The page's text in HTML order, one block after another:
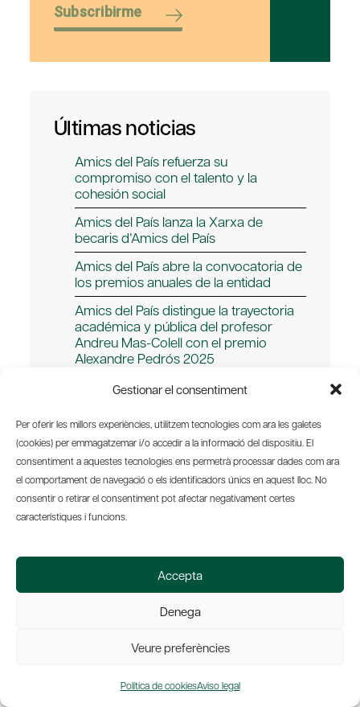
Gestionar el consentiment
Per oferir les millors experiències, utilitzem tecnologies com ara les galetes
(cookies) per emmagatzemar i/o accedir a la informació del dispositiu. El
consentiment a aquestes tecnologies ens permetrà processar dades com ara
el comportament de navegació o els identificadors únics en aquest lloc. No
consentir o retirar el consentiment pot afectar negativament certes
característiques i funcions.
Accepta
Denega
Veure preferències
Política de cookiesAviso legal
Subscribirme
Últimas noticias
Amics del País refuerza su
compromiso con el talento y la
cohesión social
Amics del País lanza la Xarxa de
becaris d’Amics del País
Amics del País abre la convocatoria de
los premios anuales de la entidad
Amics del País distingue la trayectoria
académica y pública del profesor
Andreu Mas-Colell con el premio
Alexandre Pedrós 2025
LEER MÁSAMICS
DEL
PAÍS
COMPROMISO
COHESIÓN